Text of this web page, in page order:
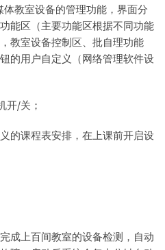
教室设备的管理功能，界面分
能区（主要功能区根据不同功能
教室设备控制区、批自理功能
的用户自定义（网络管理软件设
开/关；
的课程表安排，在上课前开启设
成上百间教室的设备检测，自动